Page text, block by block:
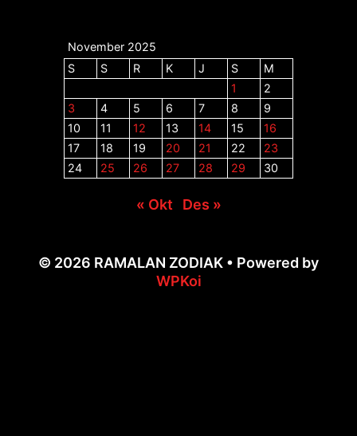
November 2025
S
S R K J S
M
1
2
3
4 5 6 7 8
9
10
11 12 13 14 15
16
17
18 19 20 21 22
23
24
25 26 27 28 29 30
« Okt Des »
© 2026 RAMALAN ZODIAK • Powered by
WPKoi